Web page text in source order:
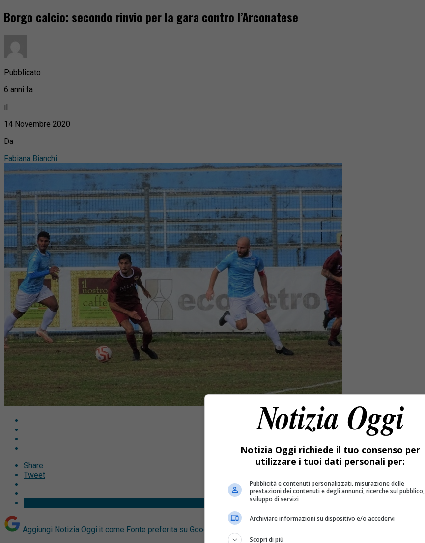
Borgo calcio: secondo rinvio per la gara contro l’Arconatese
Pubblicato
6 anni fa
il
14 Novembre 2020
Da
Fabiana Bianchi
Share
Tweet
Aggiungi Notizia Oggi.it come Fonte preferita su Google
Notizia Oggi richiede il tuo consenso per
utilizzare i tuoi dati personali per:
Pubblicità e contenuti personalizzati, misurazione delle
prestazioni dei contenuti e degli annunci, ricerche sul pubblico,
sviluppo di servizi
Archiviare informazioni su dispositivo e/o accedervi
Scopri di più